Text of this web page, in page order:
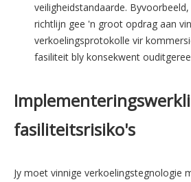
veiligheidstandaarde.
richtlijn gee 'n groot opdrag aan
verkoelingsprotokolle vir
fasiliteit bly konsekwent
fasiliteitsrisiko's
Jy moet vinnige verkoelingstegnologie